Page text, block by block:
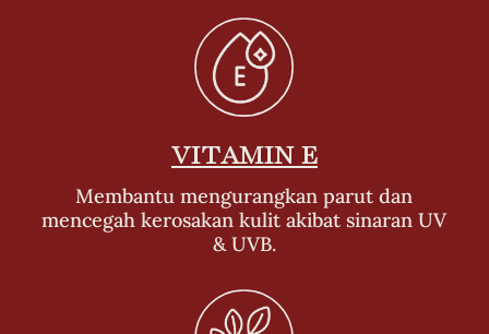
VITAMIN E
Membantu mengurangkan parut dan
mencegah kerosakan kulit akibat sinaran UV
& UVB.